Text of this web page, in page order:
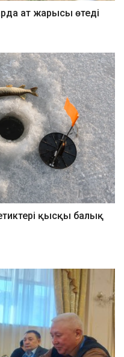
ат жарысы өтеді
қысқы балық